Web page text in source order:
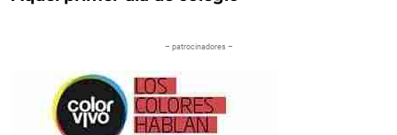
– patrocinadores –